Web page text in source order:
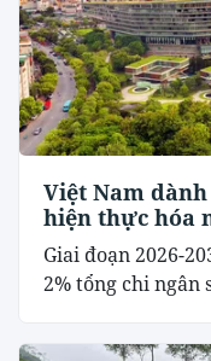
Việt Nam
hiện thực hóa
Giai đoạn 2026-
2% tổng chi ngân